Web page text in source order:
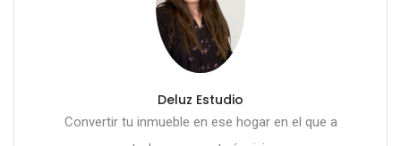
Deluz Estudio
Convertir tu inmueble en ese hogar en el que a